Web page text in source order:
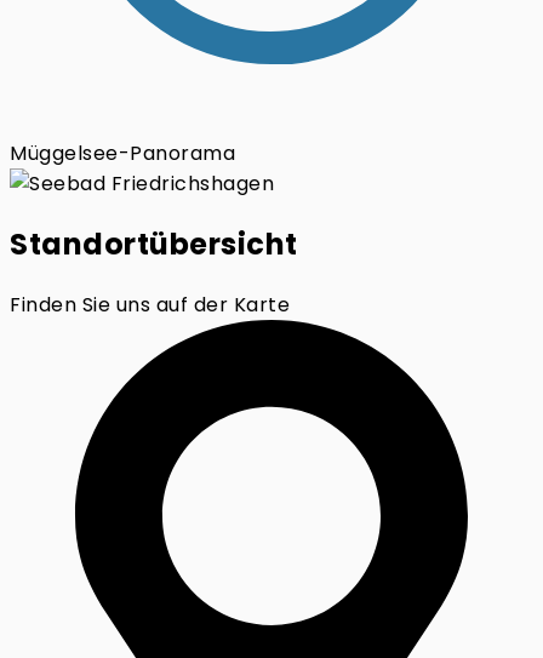
Müggelsee-Panorama
Standortübersicht
Finden Sie uns auf der Karte